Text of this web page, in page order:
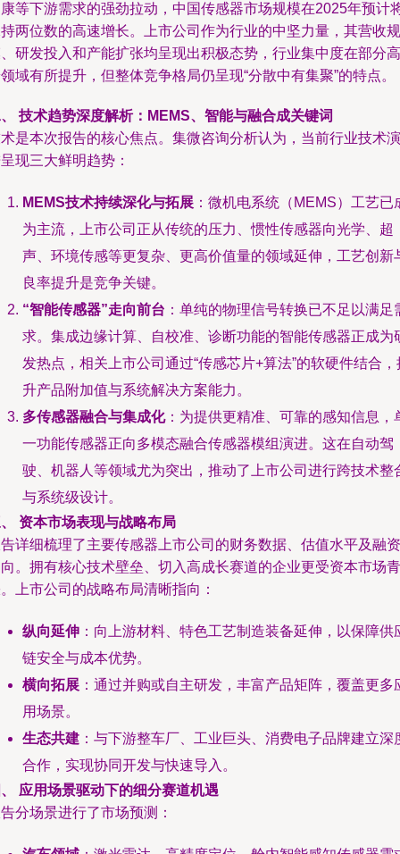
等下游需求的强劲拉动，中国传感器市场规模在2025年预计
两位数的高速增长。上市公司作为行业的中坚力量，其营收规
研发投入和产能扩张均呈现出积极态势，行业集中度在部分高
域有所提升，但整体竞争格局仍呈现“分散中有集聚”的特点。
技术趋势深度解析：MEMS、智能与融合成关键词
是本次报告的核心焦点。集微咨询分析认为，当前行业技术演
现三大鲜明趋势：
MEMS技术持续深化与拓展 ：微机电系统（MEMS）工艺已
为主流，上市公司正从传统的压力、惯性传感器向光学、超
声、环境传感等更复杂、更高价值量的领域延伸，工艺创新
良率提升是竞争关键。
“智能传感器”走向前台 ：单纯的物理信号转换已不足以满足
求。集成边缘计算、自校准、诊断功能的智能传感器正成为
发热点，相关上市公司通过“传感芯片+算法”的软硬件结合，
升产品附加值与系统解决方案能力。
多传感器融合与集成化：为提供更精准、可靠的感知信息，
一功能传感器正向多模态融合传感器模组演进。这在自动驾
驶、机器人等领域尤为突出，推动了上市公司进行跨技术整
与系统级设计。
资本市场表现与战略布局
详细梳理了主要传感器上市公司的财务数据、估值水平及融资
。拥有核心技术壁垒、切入高成长赛道的企业更受资本市场青
上市公司的战略布局清晰指向：
纵向延伸 ：向上游材料、特色工艺制造装备延伸，以保障供
链安全与成本优势。
横向拓展 ：通过并购或自主研发，丰富产品矩阵，覆盖更多
用场景。
生态共建 ：与下游整车厂、工业巨头、消费电子品牌建立深
合作，实现协同开发与快速导入。
应用场景驱动下的细分赛道机遇
分场景进行了市场预测：